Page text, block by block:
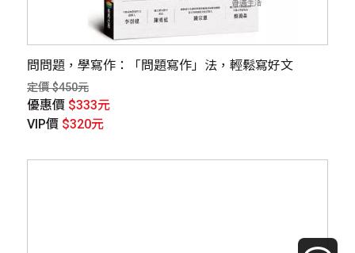
問問題，學寫作：「問題寫作」法，輕鬆寫好文
定價 $450元
優惠價 $333元
VIP價 $320元